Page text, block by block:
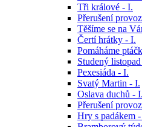
Tři králové - I.
Přerušení
Těšíme se na
Čertí hrátky - I.
Pomáháme
Studený
Pexesiáda - I.
Svatý Martin - I.
Oslava duchů - I.
Přerušení
Hry s padákem